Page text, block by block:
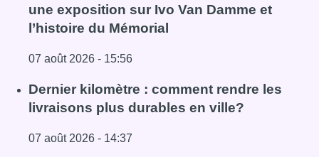
une exposition sur Ivo Van Damme et
l’histoire du Mémorial
07 août 2026 - 15:56
Lire l'article Mémorial Van Damme: “From Ivo to
Dernier kilomètre : comment rendre les
livraisons plus durables en ville?
07 août 2026 - 14:37